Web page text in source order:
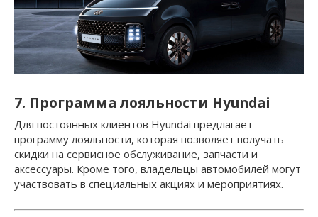
7. Программа лояльности Hyundai
Для постоянных клиентов Hyundai предлагает
программу лояльности, которая позволяет получать
скидки на сервисное обслуживание, запчасти и
аксессуары. Кроме того, владельцы автомобилей могут
участвовать в специальных акциях и мероприятиях.